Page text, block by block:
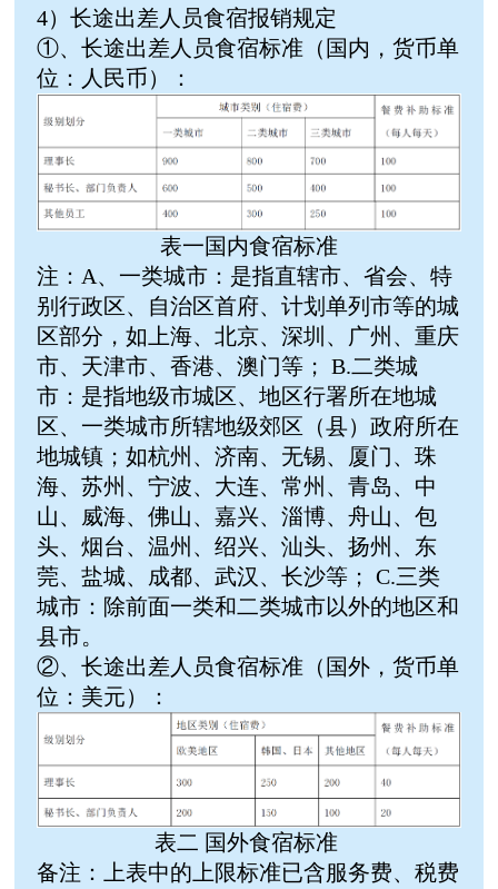
4）长途出差人员食宿报销规定
①、长途出差人员食宿标准（国内，货币单
位：人民币）：
表一国内食宿标准
注：A、一类城市：是指直辖市、省会、特
别行政区、自治区首府、计划单列市等的城
区部分，如上海、北京、深圳、广州、重庆
市、天津市、香港、澳门等； B.二类城
市：是指地级市城区、地区行署所在地城
区、一类城市所辖地级郊区（县）政府所在
地城镇；如杭州、济南、无锡、厦门、珠
海、苏州、宁波、大连、常州、青岛、中
山、威海、佛山、嘉兴、淄博、舟山、包
头、烟台、温州、绍兴、汕头、扬州、东
莞、盐城、成都、武汉、长沙等； C.三类
城市：除前面一类和二类城市以外的地区和
县市。
②、长途出差人员食宿标准（国外，货币单
位：美元）：
表二 国外食宿标准
备注：上表中的上限标准已含服务费、税费